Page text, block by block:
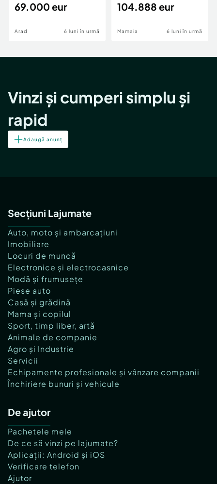
69.000 eur
Arad 6 luni în urmă
cheie,langa Mega
104.888 eur
Mamaia 6 luni în urmă
Vinzi și cumperi simplu și
rapid
Adaugă anunț
Secțiuni Lajumate
Auto, moto și ambarcațiuni
Imobiliare
Locuri de muncă
Electronice și electrocasnice
Modă și frumusețe
Piese auto
Casă și grădină
Mama și copilul
Sport, timp liber, artă
Animale de companie
Agro și Industrie
Servicii
Echipamente profesionale și vânzare companii
Închiriere bunuri și vehicule
De ajutor
Pachetele mele
De ce să vinzi pe lajumate?
Aplicații: Android și iOS
Verificare telefon
Ajutor